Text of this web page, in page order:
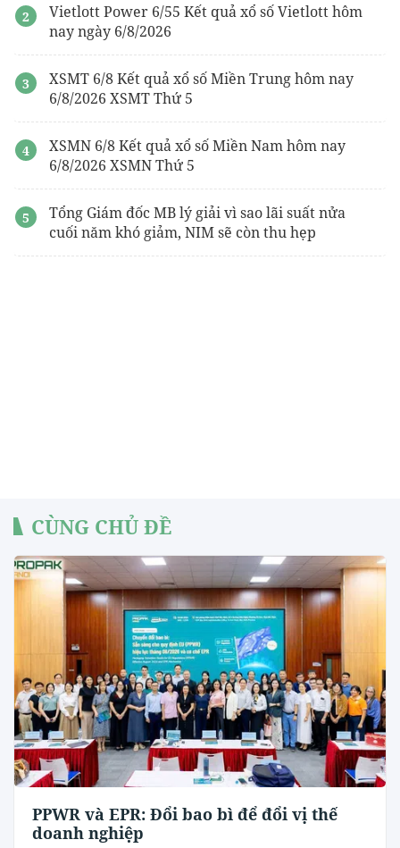
Vietlott Power 6/55 Kết quả xổ số Vietlott hôm
nay ngày 6/8/2026
XSMT 6/8 Kết quả xổ số Miền Trung hôm nay
6/8/2026 XSMT Thứ 5
XSMN 6/8 Kết quả xổ số Miền Nam hôm nay
6/8/2026 XSMN Thứ 5
Tổng Giám đốc MB lý giải vì sao lãi suất nửa
cuối năm khó giảm, NIM sẽ còn thu hẹp
CÙNG CHỦ ĐỀ
PPWR và EPR: Đổi bao bì để đổi vị thế
doanh nghiệp